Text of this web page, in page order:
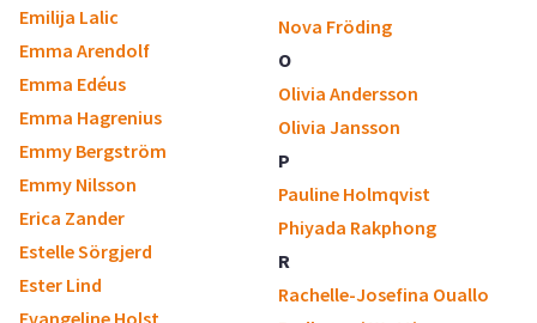
Emilija Lalic
Emma Arendolf
Emma Edéus
Emma Hagrenius
Emmy Bergström
Emmy Nilsson
Erica Zander
Estelle Sörgjerd
Ester Lind
Evangeline Holst
Nova Fröding
O
Olivia Andersson
Olivia Jansson
P
Pauline Holmqvist
Phiyada Rakphong
R
Rachelle-Josefina Ouallo